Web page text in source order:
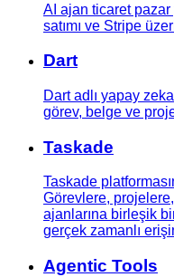
AI ajan ticaret
satımı ve Stripe
Dart
Dart adlı yapay
görev, belge ve
Taskade
Taskade
Görevlere,
ajanlarına birleşik
gerçek zamanlı
Agentic Tools